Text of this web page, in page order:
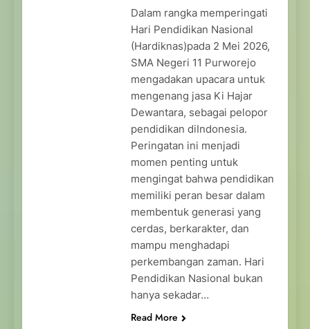
Dalam rangka memperingati
Hari Pendidikan Nasional
(Hardiknas)pada 2 Mei 2026,
SMA Negeri 11 Purworejo
mengadakan upacara untuk
mengenang jasa Ki Hajar
Dewantara, sebagai pelopor
pendidikan diIndonesia.
Peringatan ini menjadi
momen penting untuk
mengingat bahwa pendidikan
memiliki peran besar dalam
membentuk generasi yang
cerdas, berkarakter, dan
mampu menghadapi
perkembangan zaman. Hari
Pendidikan Nasional bukan
hanya sekadar…
Read More